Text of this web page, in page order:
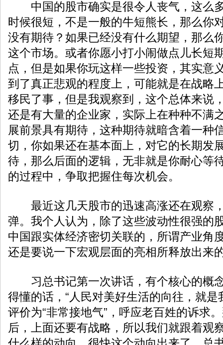
中国的股市确实是很令人丧气，这么
时候很短，不是一般的牛短熊长，那么你
没有期待？如果已经没有什么期望，那么
这个市场。或者你愿小打小闹做点儿长短
点，但是如果你玩这样一些投资，其实意
到了真正悲观的程度上，可能就是在战略
移民了事，但是我观察到，这个总体来说
还是有大量的企业家，实际上在种种不满
展前景具有期待，这种期待就暗含着一种
切，你如果还在基本面上，对它的长期发
待，那么后面的逻辑，无非就是你耐心等
的过程中，争取把握住每次机会。
最近这几天股市的迅速高涨还在观察
弹。我个人认为，除了这些波动性很强的
中国跟实体经济密切关联的，所谓产业角
还是要说一下宏观层面的亮相所释放出来
习总书记第一次讲话，有个核心的概
得懂的话，“人民对美好生活的向往，就是
评价为“非常接地气”，呼应老百姓的诉求
后，上面还要有战略，所以我们就跟着观